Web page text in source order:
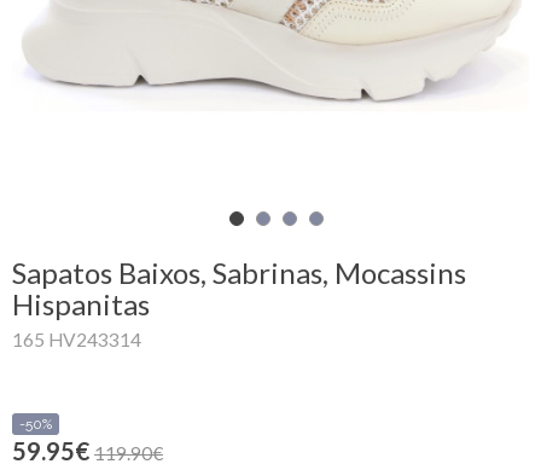
Marcas
Outlet
Sapatos Baixos, Sabrinas, Mocassins
Hispanitas
165 HV243314
-50%
59.95€ 119.90€